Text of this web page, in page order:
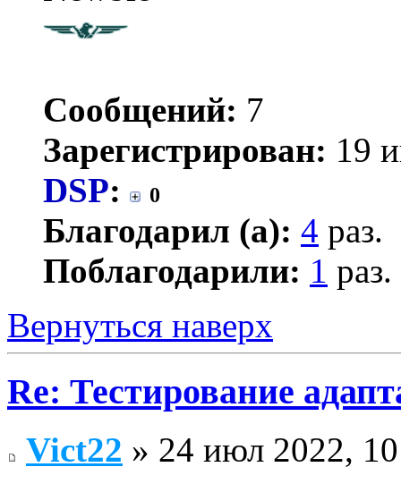
Сообщений: 7
Зарегистрирован: 19
DSP: 0
Благодарил (а): 4 раз.
Поблагодарили: 1 раз.
Вернуться наверх
Re: Тестирование
Vict22 » 24 июл 2022,